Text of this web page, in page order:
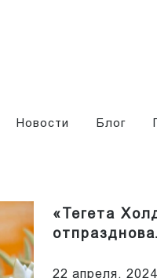
Новости Блог
«Тегета
22 апреля,